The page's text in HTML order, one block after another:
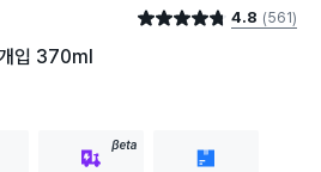
구매했어요
별점 4.8점 4.8 (561)
입 370ml
BETA